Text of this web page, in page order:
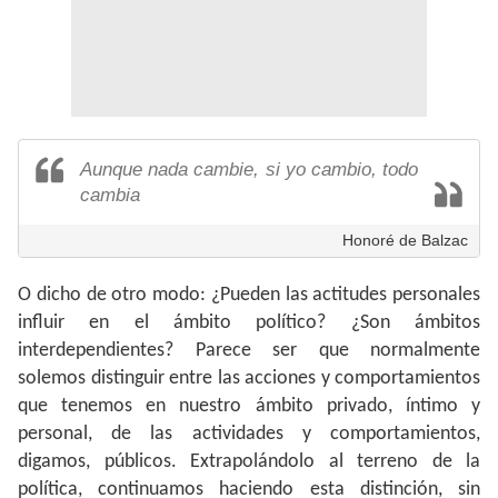
Aunque nada cambie, si yo cambio, todo
cambia
Honoré de Balzac
O dicho de otro modo: ¿Pueden las actitudes personales
influir en el ámbito político? ¿Son ámbitos
interdependientes? Parece ser que normalmente
solemos distinguir entre las acciones y comportamientos
que tenemos en nuestro ámbito privado, íntimo y
personal, de las actividades y comportamientos,
digamos, públicos. Extrapolándolo al terreno de la
política, continuamos haciendo esta distinción, sin